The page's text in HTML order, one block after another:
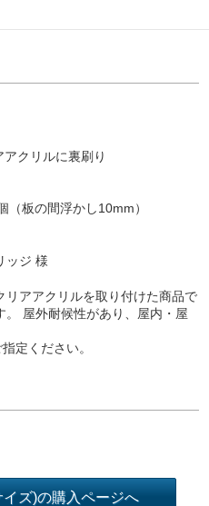
クリルに裏刷り
板の間浮かし10mm）
ッジ 様
リアアクリルを取り付けた商品で
屋外耐候性があり、屋内・屋
定ください。
ズ)の購入ページへ